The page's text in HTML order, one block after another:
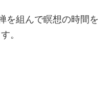
を組んで瞑想の時間を
。